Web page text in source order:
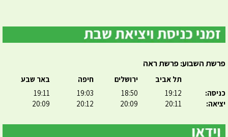
פרשת השבוע: פרשת ראה
כניסה:
יציאה:
תל אביב
19:12
20:11
ירושלים
18:50
20:09
חיפה
19:03
20:12
באר שבע
19:11
20:09